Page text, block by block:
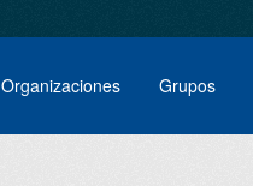
Organizaciones Grupos